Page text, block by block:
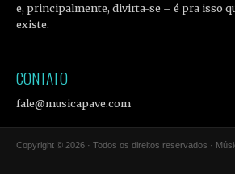
e, principalmente, divirta-se – é pra isso
existe.
CONTATO
fale@musicapave.com
Copyright © 2026 · Todos os direitos reservados ·